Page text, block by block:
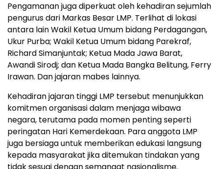
Pengamanan juga diperkuat oleh kehadiran sejumlah
pengurus dari Markas Besar LMP. Terlihat di lokasi
antara lain Wakil Ketua Umum bidang Perdagangan,
Ukur Purba; Wakil Ketua Umum bidang Parekraf,
Richard Simanjuntak; Ketua Mada Jawa Barat,
Awandi Sirodj; dan Ketua Mada Bangka Belitung, Ferry
Irawan. Dan jajaran mabes lainnya.
Kehadiran jajaran tinggi LMP tersebut menunjukkan
komitmen organisasi dalam menjaga wibawa
negara, terutama pada momen penting seperti
peringatan Hari Kemerdekaan. Para anggota LMP
juga bersiaga untuk memberikan edukasi langsung
kepada masyarakat jika ditemukan tindakan yang